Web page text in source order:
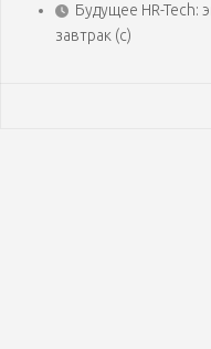
Будущее HR-Tech:
завтрак (с)